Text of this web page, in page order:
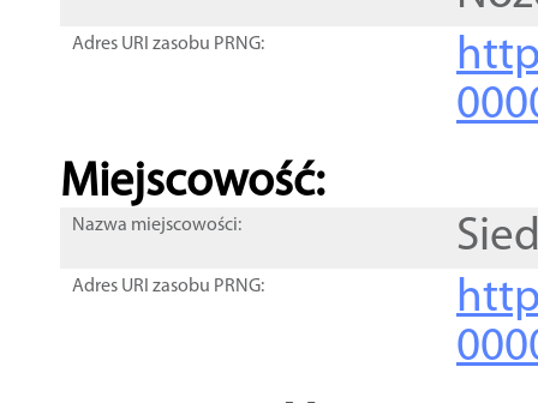
Adres URI zasobu PRNG:
Miejscowość:
Nazwa miejscowości:
Adres URI zasobu PRNG: